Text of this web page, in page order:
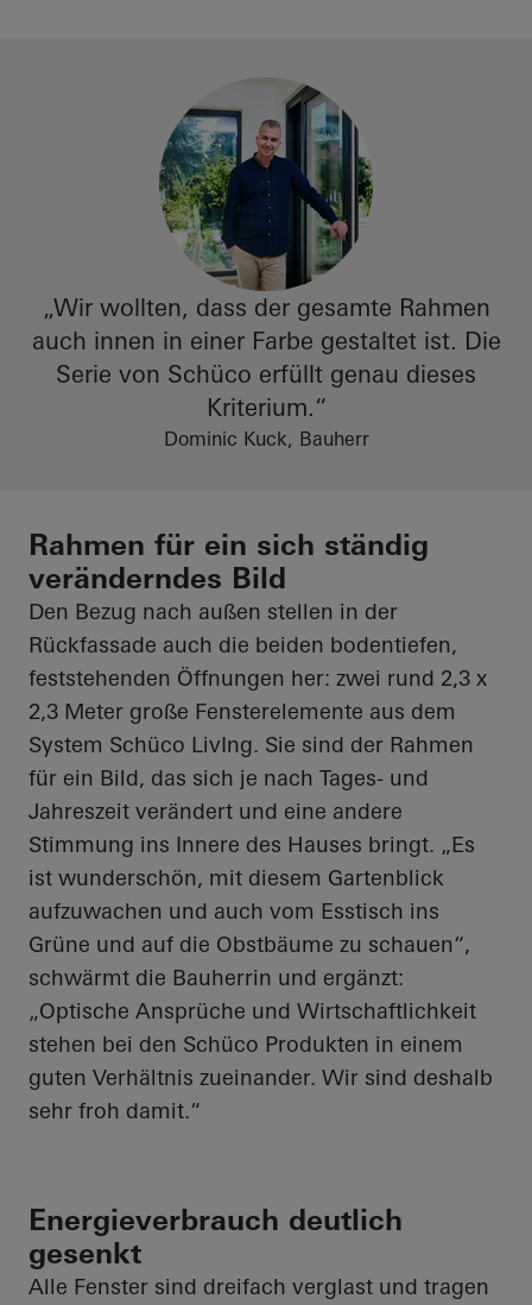
„Wir wollten, dass der gesamte Rahmen
auch innen in einer Farbe gestaltet ist. Die
Serie von Schüco erfüllt genau dieses
Kriterium.“
Dominic Kuck, Bauherr
Rahmen für ein sich ständig
veränderndes Bild
Den Bezug nach außen stellen in der
Rückfassade auch die beiden bodentiefen,
feststehenden Öffnungen her: zwei rund 2,3 x
2,3 Meter große Fensterelemente aus dem
System Schüco LivIng. Sie sind der Rahmen
für ein Bild, das sich je nach Tages- und
Jahreszeit verändert und eine andere
Stimmung ins Innere des Hauses bringt. „Es
ist wunderschön, mit diesem Gartenblick
aufzuwachen und auch vom Esstisch ins
Grüne und auf die Obstbäume zu schauen“,
schwärmt die Bauherrin und ergänzt:
„Optische Ansprüche und Wirtschaftlichkeit
stehen bei den Schüco Produkten in einem
guten Verhältnis zueinander. Wir sind deshalb
sehr froh damit.“
Energieverbrauch deutlich
gesenkt
Alle Fenster sind dreifach verglast und tragen